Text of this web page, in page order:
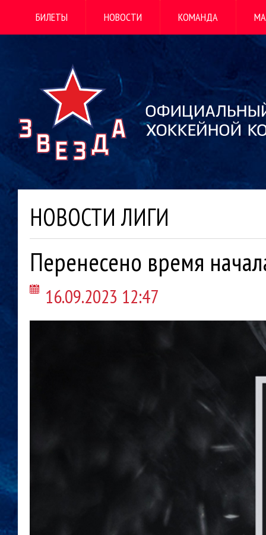
БИЛЕТЫ НОВОСТИ КОМАНДА
НОВОСТИ ЛИГИ
Перенесено время
16.09.2023 12:47